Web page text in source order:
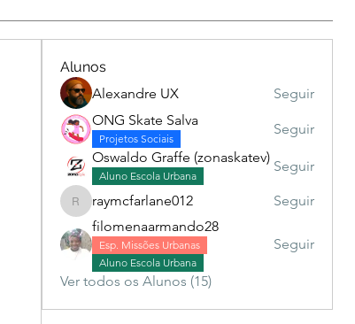
Alunos
Alexandre UX
Seguir
ONG Skate Salva
Projetos Sociais
Seguir
Oswaldo Graffe (zonaskatev)
Aluno Escola Urbana
Seguir
raymcfarlane012
raymcfarlane012
Seguir
filomenaarmando28
Esp. Missões Urbanas
Aluno Escola Urbana
Seguir
Ver todos os Alunos (15)